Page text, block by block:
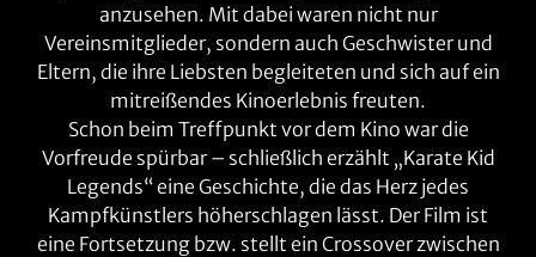
anzusehen. Mit dabei waren nicht nur
Vereinsmitglieder, sondern auch Geschwister und
Eltern, die ihre Liebsten begleiteten und sich auf ein
mitreißendes Kinoerlebnis freuten.
Schon beim Treffpunkt vor dem Kino war die
Vorfreude spürbar – schließlich erzählt „Karate Kid
Legends“ eine Geschichte, die das Herz jedes
Kampfkünstlers höherschlagen lässt. Der Film ist
eine Fortsetzung bzw. stellt ein Crossover zwischen